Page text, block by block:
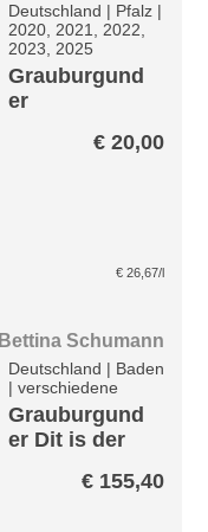
Deutschland | Pfalz |
2020, 2021, 2022,
2023, 2025
Grauburgund
er
€ 20,00
€ 26,67/l
Bettina Schumann
Deutschland | Baden
|verschiedene
Grauburgund
er Dit is der
Janze Paket
€ 155,40